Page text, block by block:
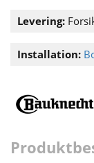
Levering:
Installation: